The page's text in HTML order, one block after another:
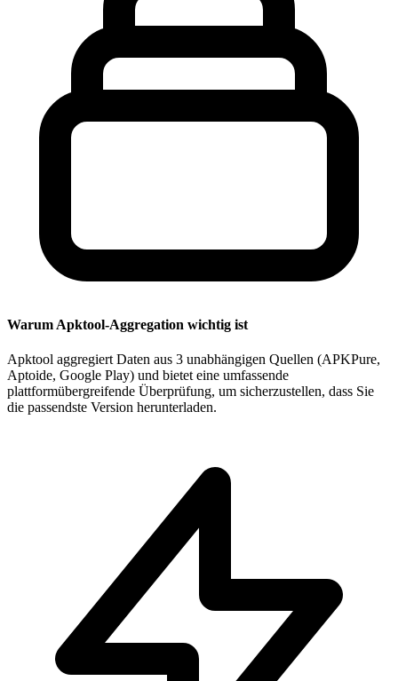
Warum Apktool-Aggregation wichtig ist
Apktool aggregiert Daten aus 3 unabhängigen Quellen (APKPure,
Aptoide, Google Play) und bietet eine umfassende
plattformübergreifende Überprüfung, um sicherzustellen, dass Sie
die passendste Version herunterladen.